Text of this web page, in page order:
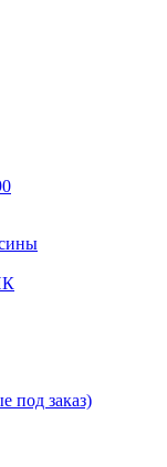
под заказ)